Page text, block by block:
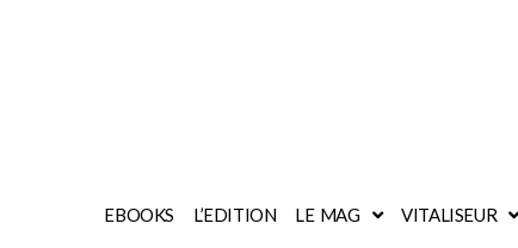
EBOOKS L’EDITION LE MAG VITALISEUR